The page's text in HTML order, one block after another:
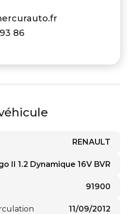
86
RENAULT
II 1.2 Dynamique 16V BVR
91900
11/09/2012